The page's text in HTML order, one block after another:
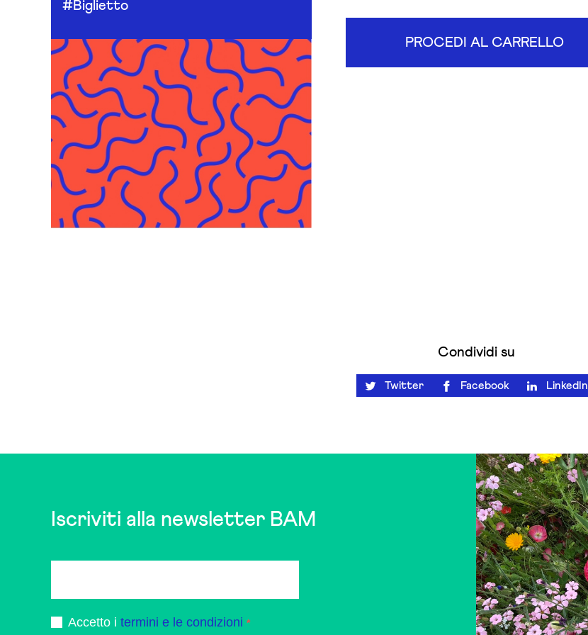
#Biglietto
PROCEDI AL CARRELLO
Condividi su
Twitter Facebook LinkedIn
Iscriviti alla newsletter BAM
Accetto i termini e le condizioni